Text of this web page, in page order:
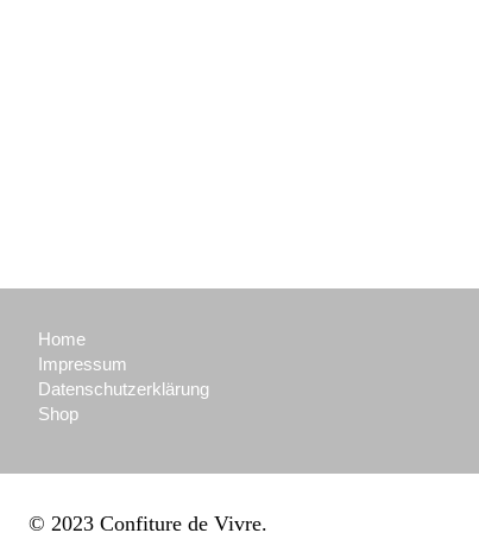
Home
Impressum
Datenschutzerklärung
Shop
© 2023 Confiture de Vivre